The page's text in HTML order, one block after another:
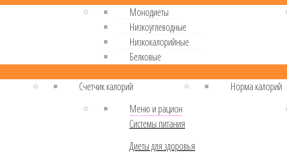
Монодиеты
Низкоуглеводные
Низкокалорийные
Белковые
Cчетчик калорий Норма калорий
Меню и рацион
Системы питания
Диеты для здоровья